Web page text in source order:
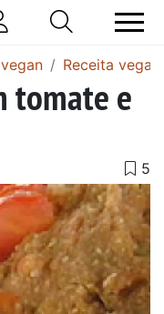
Receita
tomate e